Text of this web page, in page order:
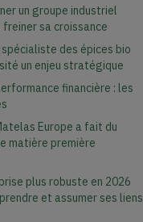
un groupe industriel
sa croissance
des épices bio
un enjeu stratégique
financière : les
Europe a fait du
matière première
plus robuste en 2026
et assumer ses liens